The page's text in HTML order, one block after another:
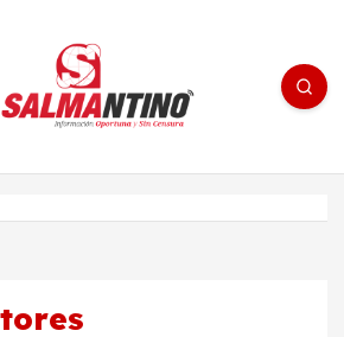
- medios/noticias/editorial